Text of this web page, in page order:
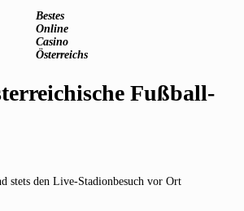
Bestes
Online
Casino
Österreichs
Fußball-
stets den Live-Stadionbesuch vor Ort